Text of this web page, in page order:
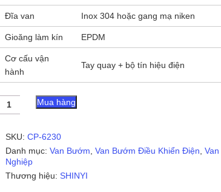
Đĩa van Inox 304 hoặc gang mạ niken
Gioăng làm kín EPDM
Cơ cấu vận
hành
Tay quay + bộ tín hiệu điện
Van
WBSS
Shinyi
Mua hàng
SKU: CP-6230
Danh mục: Van Bướm Van Bướm Điều Khiển Điện
Nghiệp
Thương hiệu: SHINYI